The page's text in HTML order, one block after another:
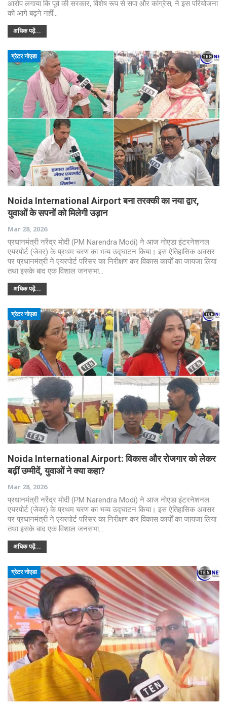
आरोप लगाया कि पूर्व की सरकार, विशेष रूप से सपा और कांग्रेस, ने इस परियोजना
को आगे बढ़ने नहीं…
अधिक पढ़ें...
ग्रेटर नोएडा
Noida International Airport बना तरक्की का नया द्वार,
युवाओं के सपनों को मिलेगी उड़ान
Mar 28, 2026
प्रधानमंत्री नरेंद्र मोदी (PM Narendra Modi) ने आज नोएडा इंटरनेशनल
एयरपोर्ट (जेवर) के प्रथम चरण का भव्य उद्घाटन किया। इस ऐतिहासिक अवसर
पर प्रधानमंत्री ने एयरपोर्ट परिसर का निरीक्षण कर विकास कार्यों का जायजा लिया
तथा इसके बाद एक विशाल जनसभा…
अधिक पढ़ें...
ग्रेटर नोएडा
Noida International Airport: विकास और रोजगार को लेकर
बढ़ीं उम्मीदें, युवाओं ने क्या कहा?
Mar 28, 2026
प्रधानमंत्री नरेंद्र मोदी (PM Narendra Modi) ने आज नोएडा इंटरनेशनल
एयरपोर्ट (जेवर) के प्रथम चरण का भव्य उद्घाटन किया। इस ऐतिहासिक अवसर
पर प्रधानमंत्री ने एयरपोर्ट परिसर का निरीक्षण कर विकास कार्यों का जायजा लिया
तथा इसके बाद एक विशाल जनसभा…
अधिक पढ़ें...
ग्रेटर नोएडा